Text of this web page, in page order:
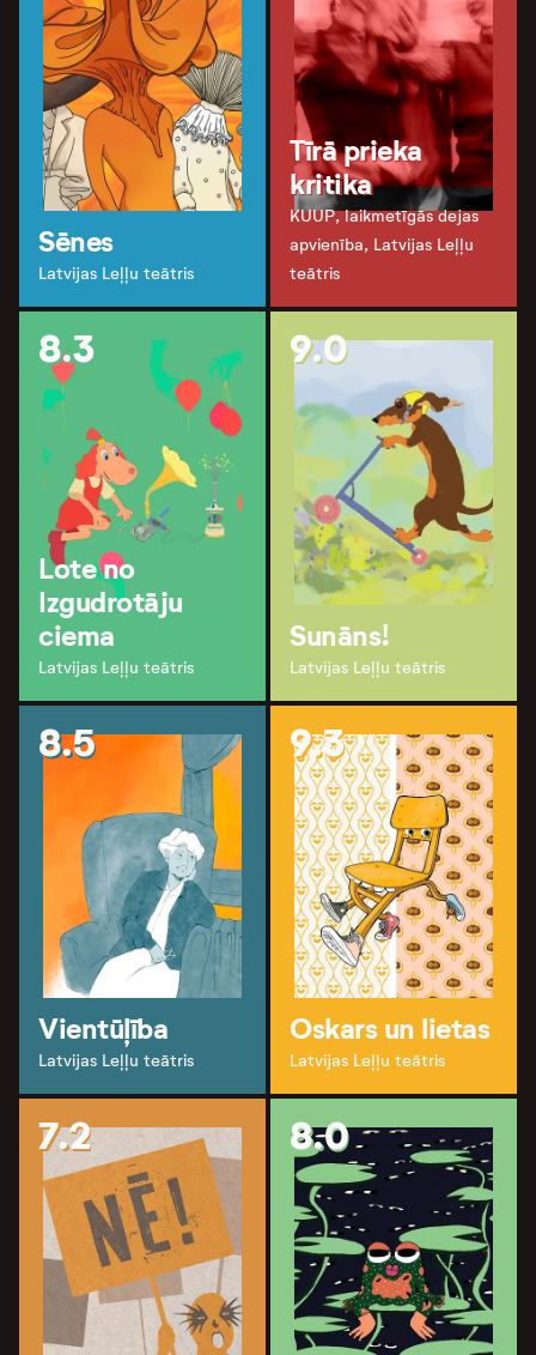
Sēnes
Latvijas Leļļu teātris
Tīrā prieka
kritika
KUUP, laikmetīgās dejas
apvienība, Latvijas Leļļu
teātris
8.3
Lote no
Izgudrotāju
ciema
Latvijas Leļļu teātris
9.0
Sunāns!
Latvijas Leļļu teātris
8.5
Vientūļība
Latvijas Leļļu teātris
9.3
Oskars un lietas
Latvijas Leļļu teātris
7.2 8.0